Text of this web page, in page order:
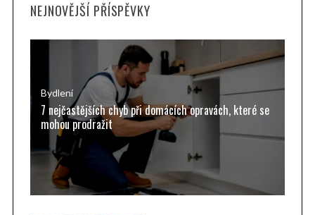
c
NEJNOVĚJŠÍ PŘÍSPĚVKY
Bydlení
7 nejčastějších chyb při domácích opravách, které se
mohou prodražit